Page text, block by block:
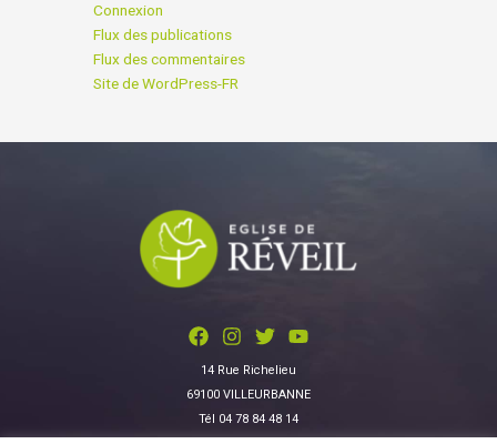
Connexion
Flux des publications
Flux des commentaires
Site de WordPress-FR
14 Rue Richelieu
69100 VILLEURBANNE
Tél 04 78 84 48 14